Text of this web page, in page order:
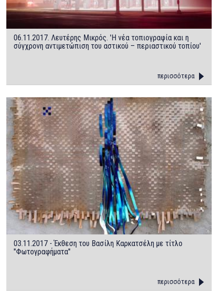
06.11.2017. Λευτέρης Μικρός. 'Η νέα τοπιογραφία και η
σύγχρονη αντιμετώπιση του αστικού – περιαστικού τοπίου'
περισσότερα
03.11.2017 - Έκθεση του Βασίλη Καρκατσέλη με τίτλο
"Φωτογραφήματα"
περισσότερα